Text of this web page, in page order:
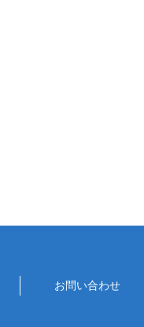
お問い合わせ